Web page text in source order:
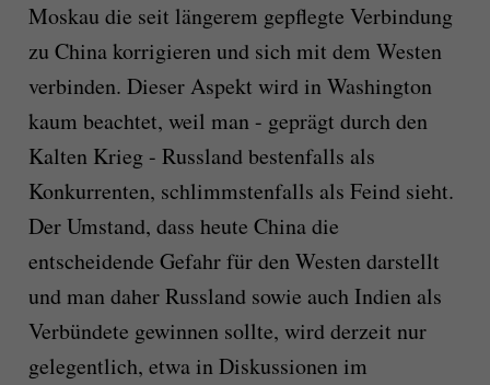
Moskau die seit längerem gepflegte Verbindung
zu China korrigieren und sich mit dem Westen
verbinden. Dieser Aspekt wird in Washington
kaum beachtet, weil man - geprägt durch den
Kalten Krieg - Russland bestenfalls als
Konkurrenten, schlimmstenfalls als Feind sieht.
Der Umstand, dass heute China die
entscheidende Gefahr für den Westen darstellt
und man daher Russland sowie auch Indien als
Verbündete gewinnen sollte, wird derzeit nur
gelegentlich, etwa in Diskussionen im